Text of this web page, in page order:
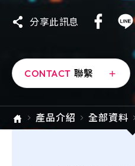
ARMIS
分享此訊息
CONTACT 聯繫
產品介紹 全部資料